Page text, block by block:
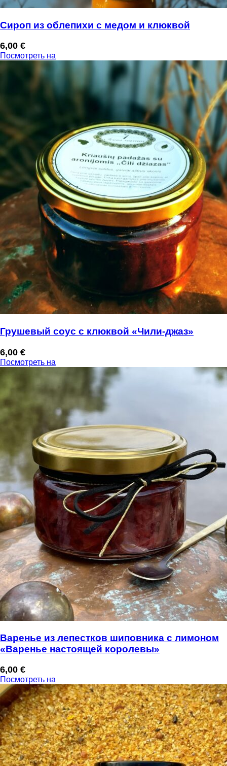
Сироп из облепихи с медом и клюквой
6,00 €
Посмотреть на
Грушевый соус с клюквой «Чили-джаз»
6,00 €
Посмотреть на
Варенье из лепестков шиповника с лимоном
«Варенье настоящей королевы»
6,00 €
Посмотреть на